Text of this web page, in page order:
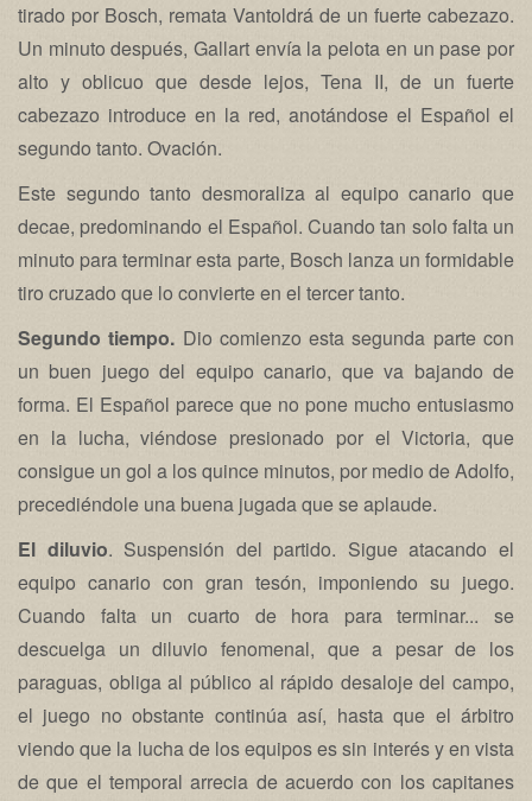
tirado por Bosch, remata Vantoldrá de un fuerte cabezazo.
Un minuto después, Gallart envía la pelota en un pase por
alto y oblicuo que desde lejos, Tena II, de un fuerte
cabezazo introduce en la red, anotándose el Español el
segundo tanto. Ovación.
Este segundo tanto desmoraliza al equipo canario que
decae, predominando el Español. Cuando tan solo falta un
minuto para terminar esta parte, Bosch lanza un formidable
tiro cruzado que lo convierte en el tercer tanto.
Segundo tiempo. Dio comienzo esta segunda parte con
un buen juego del equipo canario, que va bajando de
forma. El Español parece que no pone mucho entusiasmo
en la lucha, viéndose presionado por el Victoria, que
consigue un gol a los quince minutos, por medio de Adolfo,
precediéndole una buena jugada que se aplaude.
El diluvio. Suspensión del partido. Sigue atacando el
equipo canario con gran tesón, imponiendo su juego.
Cuando falta un cuarto de hora para terminar... se
descuelga un diluvio fenomenal, que a pesar de los
paraguas, obliga al público al rápido desaloje del campo,
el juego no obstante continúa así, hasta que el árbitro
viendo que la lucha de los equipos es sin interés y en vista
de que el temporal arrecia de acuerdo con los capitanes